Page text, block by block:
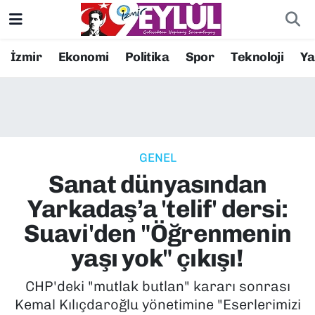
İzmir Ekonomi Politika Spor Teknoloji
GENEL
Sanat dünyasından
Yarkadaş’a 'telif' dersi:
Suavi'den "Öğrenmenin
yaşı yok" çıkışı!
CHP'deki "mutlak butlan" kararı sonrası
Kemal Kılıçdaroğlu yönetimine "Eserlerimizi
Resmi İlanlar
EKONOMİ
KÜLTÜR SANAT
MAGAZİN
POLİTİKA
Konak Nöbetçi Eczaneler
Süper Lig Puan Durumu ve Fikstür
Tüm Manşetler
Son Dakika Haberleri
Haber Arşivi